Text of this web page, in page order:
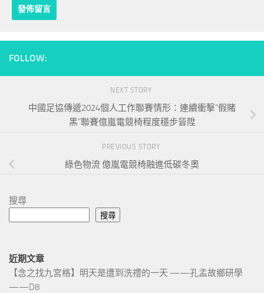
FOLLOW:
NEXT STORY
中國足協傳遞2024個人工作聯賽情形：連續衝擊“假賭
黑”聯賽億嵐電競椅程度穩步晉陞
PREVIOUS STORY
綠色物流 億嵐電競椅融進低碳冬奧
搜尋
搜尋
近期文章
【念之找九宮格】明天是遭到洗禮的一天 ——孔孟故鄉研學
——D8